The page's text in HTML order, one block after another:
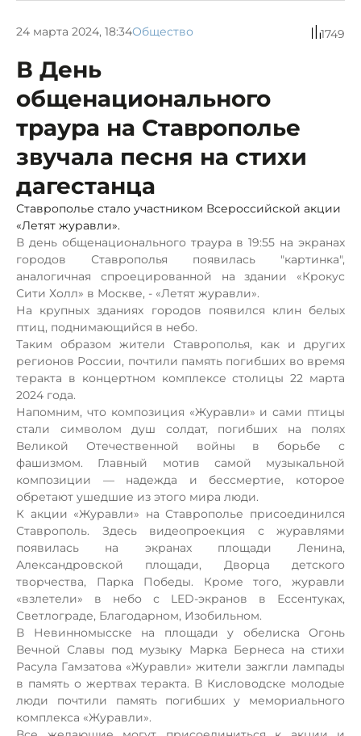
24 марта 2024, 18:34Общество 1749
В День
общенационального
траура на Ставрополье
звучала песня на стихи
дагестанца
Ставрополье стало участником Всероссийской акции
«Летят журавли».
В день общенационального траура в 19:55 на экранах
городов Ставрополья появилась "картинка",
аналогичная спроецированной на здании «Крокус
Сити Холл» в Москве, - «Летят журавли».
На крупных зданиях городов появился клин белых
птиц, поднимающийся в небо.
Таким образом жители Ставрополья, как и других
регионов России, почтили память погибших во время
теракта в концертном комплексе столицы 22 марта
2024 года.
Напомним, что композиция «Журавли» и сами птицы
стали символом душ солдат, погибших на полях
Великой Отечественной войны в борьбе с
фашизмом. Главный мотив самой музыкальной
композиции — надежда и бессмертие, которое
обретают ушедшие из этого мира люди.
К акции «Журавли» на Ставрополье присоединился
Ставрополь. Здесь видеопроекция с журавлями
появилась на экранах площади Ленина,
Александровской площади, Дворца детского
творчества, Парка Победы. Кроме того, журавли
«взлетели» в небо с LED-экранов в Ессентуках,
Светлограде, Благодарном, Изобильном.
В Невинномысске на площади у обелиска Огонь
Вечной Славы под музыку Марка Бернеса на стихи
Расула Гамзатова «Журавли» жители зажгли лампады
в память о жертвах теракта. В Кисловодске молодые
люди почтили память погибшиху мемориального
комплекса «Журавли».